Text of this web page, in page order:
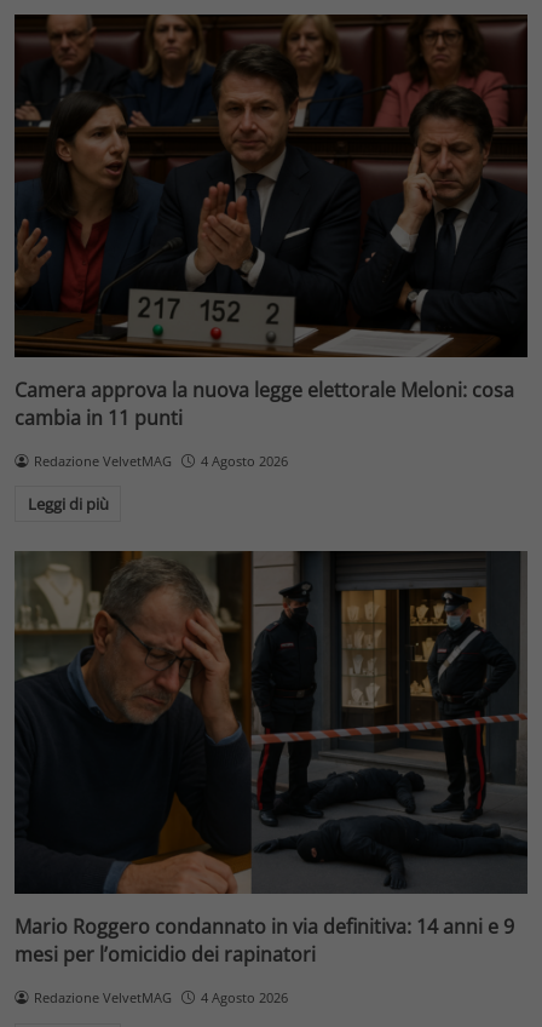
Camera approva la nuova legge elettorale Meloni: cosa
cambia in 11 punti
Redazione VelvetMAG 4 Agosto 2026
Leggi di più
Mario Roggero condannato in via definitiva: 14 anni e 9
mesi per l’omicidio dei rapinatori
Redazione VelvetMAG 4 Agosto 2026